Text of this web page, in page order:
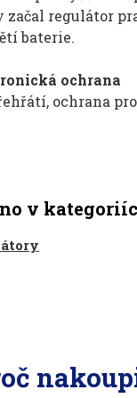
začal regulátor
baterie.
ochrana
ochrana
v